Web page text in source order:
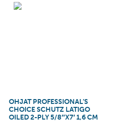
OHJAT PROFESSIONAL’S
CHOICE SCHUTZ LATIGO
OILED 2-PLY 5/8″X7′ 1,6 CM